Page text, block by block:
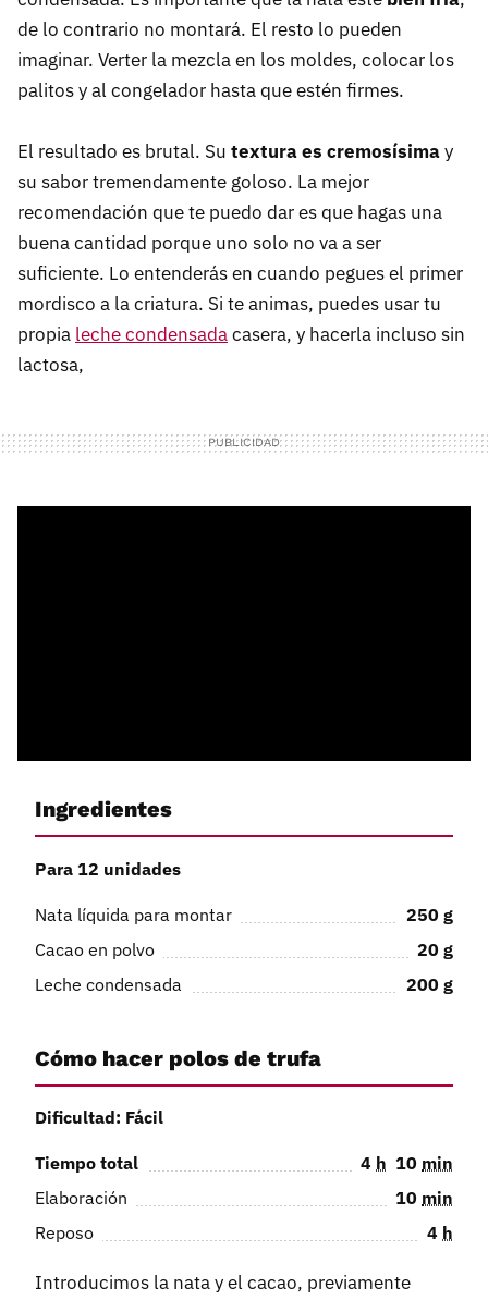
de lo contrario no montará. El resto lo pueden
imaginar. Verter la mezcla en los moldes, colocar los
palitos y al congelador hasta que estén firmes.
El resultado es brutal. Su textura es cremosísimay
su sabor tremendamente goloso. La mejor
recomendación que te puedo dar es que hagas una
buena cantidad porque uno solo no va a ser
suficiente. Lo entenderás en cuando pegues el primer
mordisco a la criatura. Si te animas, puedes usar tu
propia leche condensadacasera, y hacerla incluso sin
lactosa,
Ingredientes
Para 12 unidades
Nata líquida para montar 250 g
Cacao en polvo
20 g
Leche condensada
200 g
Cómo hacer polos de trufa
Dificultad: Fácil
Tiempo total 4 h 10 min
Elaboración
10 min
Reposo
4 h
Introducimos la nata y el cacao, previamente